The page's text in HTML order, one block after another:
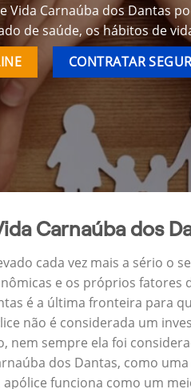
Vida Carnaúba dos Dantas
de saúde, os hábitos de
CONTRATAR
Carnaúba dos
cada vez mais a sério o
e os próprios fatores
é a última fronteira para
não é considerada um
nem sempre ela foi
dos Dantas, como
funciona como um